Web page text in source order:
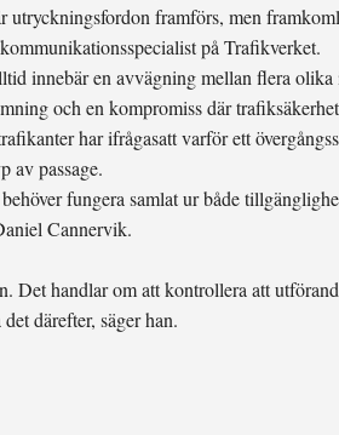
utryckningsfordon framförs, men
på Trafikverket.
innebär en avvägning mellan flera olika
och en kompromiss där
har ifrågasatt varför ett
av passage.
fungera samlat ur både
Cannervik.
handlar om att kontrollera att
därefter, säger han.